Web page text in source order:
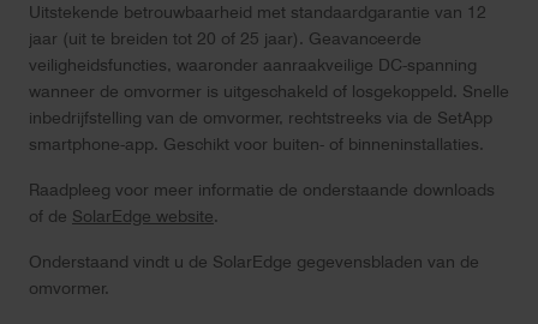
Uitstekende betrouwbaarheid met standaardgarantie van 12
jaar (uit te breiden tot 20 of 25 jaar). Geavanceerde
veiligheidsfuncties, waaronder aanraakveilige DC-spanning
wanneer de omvormer is uitgeschakeld of losgekoppeld. Snelle
inbedrijfstelling van de omvormer, rechtstreeks via de SetApp
smartphone-app. Geschikt voor buiten- of binneninstallaties.
Raadpleeg voor meer informatie de onderstaande downloads
of de SolarEdge website.
Onderstaand vindt u de SolarEdge gegevensbladen van de
omvormer.